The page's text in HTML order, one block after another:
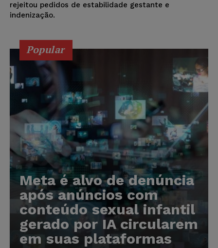
rejeitou pedidos de estabilidade gestante e
indenização.
Popular
Meta é alvo de denúncia
após anúncios com
conteúdo sexual infantil
gerado por IA circularem
em suas plataformas